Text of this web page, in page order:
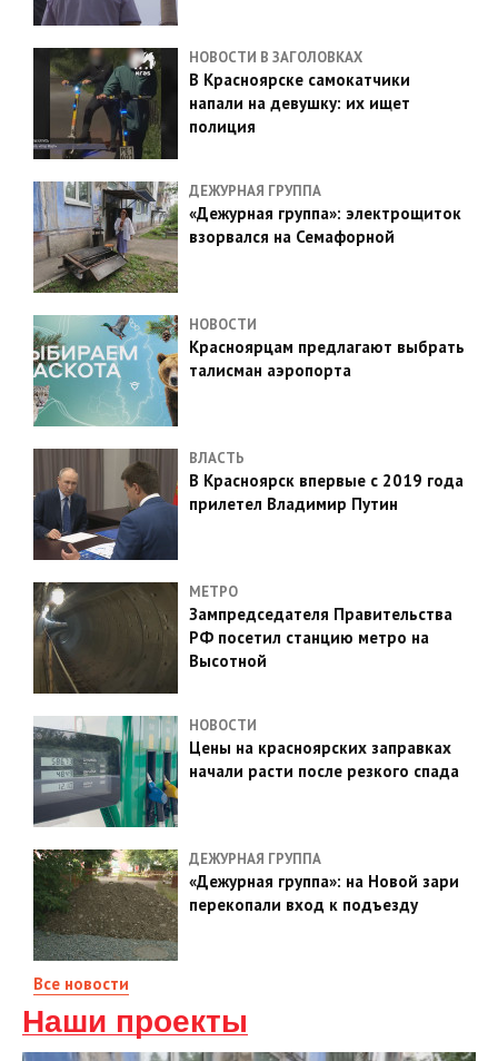
НОВОСТИ В ЗАГОЛОВКАХ
В Красноярске самокатчики
напали на девушку: их ищет
полиция
ДЕЖУРНАЯ ГРУППА
«Дежурная группа»: электрощиток
взорвался на Семафорной
НОВОСТИ
Красноярцам предлагают выбрать
талисман аэропорта
ВЛАСТЬ
В Красноярск впервые с 2019 года
прилетел Владимир Путин
МЕТРО
Зампредседателя Правительства
РФ посетил станцию метро на
Высотной
НОВОСТИ
Цены на красноярских заправках
начали расти после резкого спада
ДЕЖУРНАЯ ГРУППА
«Дежурная группа»: на Новой зари
перекопали вход к подъезду
Все новости
Наши проекты